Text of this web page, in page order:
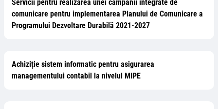
Servicii pentru realizarea unei campanii integrate de
comunicare pentru implementarea Planului de Comunicare a
Programului Dezvoltare Durabilă 2021-2027
Achiziție sistem informatic pentru asigurarea
managementului contabil la nivelul MIPE